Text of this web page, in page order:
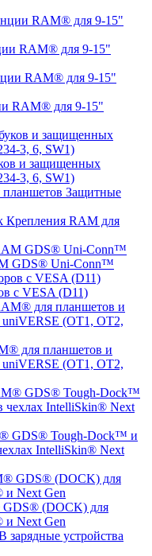
RAM® для 9-15"
RAM® для 9-15"
и защищенных
3, 6, SW1)
Защитные
Крепления RAM для
GDS® Uni-Conn™
с VESA (D11)
для планшетов и
uniVERSE (OT1, OT2,
GDS® Tough-Dock™ и
IntelliSkin® Next
GDS® (DOCK) для
и Next Gen